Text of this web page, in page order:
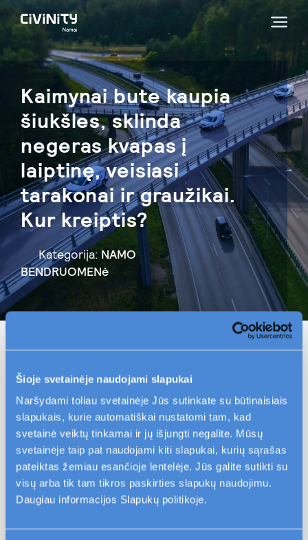
Šioje svetainėje naudojami slapukai
Naršydami toliau svetainėje Jūs sutinkate su būtinaisiais
slapukais, kurie automatiškai nustatomi tam, kad
svetainė veiktų tinkamai ir jų išjungti negalite. Mūsų
svetainėje taip pat naudojami kiti slapukai, kurių sąrašas
pateiktas žemiau esančioje lentelėje. Jūs galite sutikti su
visų arba tik tam tikros paskirties slapukų naudojimu.
Daugiau informacijos Slapukų politikoje.
Kaimynai bute kaupia
šiukšles, sklinda
negeras kvapas į
laiptinę, veisiasi
tarakonai ir graužikai.
Kur kreiptis?
Kategorija:NAMO
BENDRUOMENė
Prašome kreiptis į savo seniūniją arba
miesto savivaldybę.
Daugiau klausimų